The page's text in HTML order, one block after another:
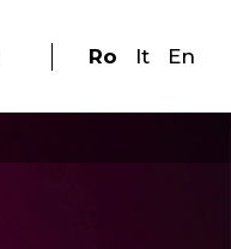
Ro It En